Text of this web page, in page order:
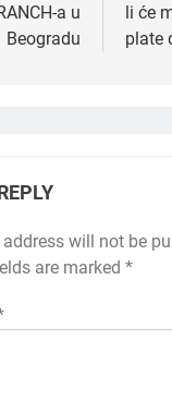
a u
Beogradu
li će
plate
will not be
are marked *